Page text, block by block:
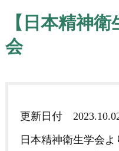
【日本精神
会
更新日付
日本精神衛生学会